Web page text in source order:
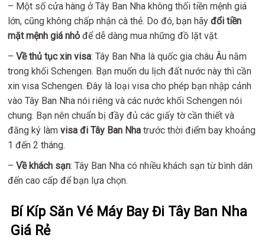
– Một số cửa hàng ở Tây Ban Nha không thối tiền mệnh giá
lớn, cũng không chấp nhận cà thẻ. Do đó, bạn hãyđổi tiền
mặt mệnh giá nhỏ để dễ dàng mua những đồ lặt vặt.
– Về thủ tục xin visa: Tây Ban Nha là quốc gia châu Âu nằm
trong khối Schengen. Bạn muốn du lịch đất nước này thì cần
xin visa Schengen. Đây là loại visa cho phép bạn nhập cảnh
vào Tây Ban Nha nói riêng và các nước khối Schengen nói
chung. Bạn nên chuẩn bị đầy đủ các giấy tờ cần thiết và
đăng ký làmvisa đi Tây Ban Nha trước thời điểm bay khoảng
1 đến 2 tháng.
– Về khách sạn: Tây Ban Nha có nhiều khách sạn từ bình dân
đến cao cấp để bạn lựa chọn.
Bí Kíp Săn Vé Máy Bay Đi Tây Ban Nha
Giá Rẻ